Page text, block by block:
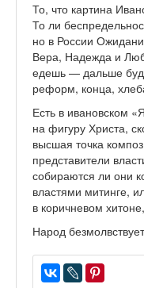
То, что картина
То ли
но в России
Вера, Надежда и
едешь — дальше
реформ, конца,
Есть в ивановском
на фигуру Христа,
высшая точка
представители
собираются ли они
властями митинге,
в коричневом
Народ